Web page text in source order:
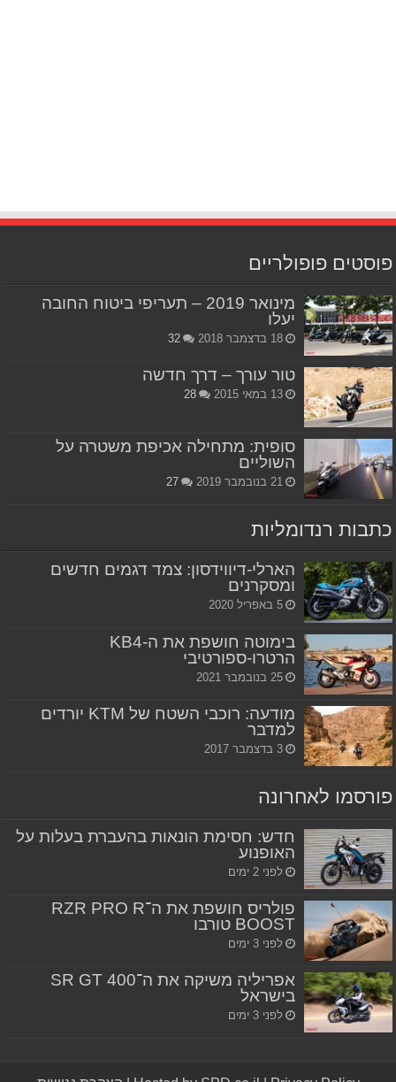
פוסטים פופולריים
מינואר 2019 – תעריפי ביטוח החובה
יעלו
18 בדצמבר 2018 32
טור עורך – דרך חדשה
13 במאי 2015 28
סופית: מתחילה אכיפת משטרה על
השוליים
21 בנובמבר 2019 27
כתבות רנדומליות
הארלי-דיווידסון: צמד דגמים חדשים
ומסקרנים
5 באפריל 2020
בימוטה חושפת את ה-KB4
הרטרו-ספורטיבי
25 בנובמבר 2021
מודעה: רוכבי השטח של KTM יורדים
למדבר
3 בדצמבר 2017
פורסמו לאחרונה
חדש: חסימת הונאות בהעברת בעלות על
האופנוע
לפני 2 ימים
פולריס חושפת את ה־RZR PRO R
BOOST טורבו
לפני 3 ימים
אפריליה משיקה את ה־SR GT 400
בישראל
לפני 3 ימים